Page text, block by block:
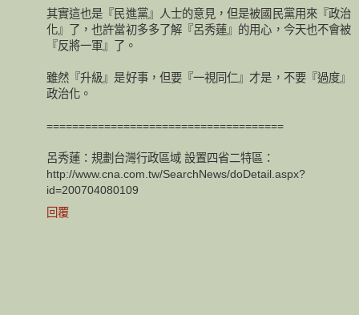
其實這也是『民進黨』人士的意見，但是被國民黨用來『政治
化』了，也許當初多多了解『呂秀蓮』的用心，今天也不會被
『反將一軍』了。
雖然『升級』是好事，但要『一視同仁』才是，不要『過度』
政治化。
=====================================
呂秀蓮：規劃台灣行政區域 設置四省二特區：
http://www.cna.com.tw/SearchNews/doDetail.aspx?
id=200704080109
回覆